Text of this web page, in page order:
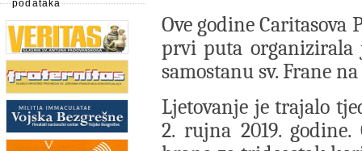
podataka
Ove godine Caritasova
prvi puta organizirala
samostanu sv. Frane
Ljetovanje je trajalo
2. rujna 2019.